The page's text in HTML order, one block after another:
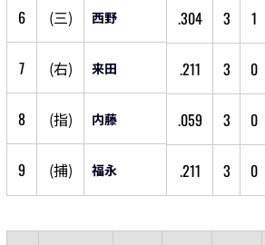
6 (三) 西野 .304 3 1
7 (右) 来田 .211 3 0
8 (指) 内藤 .059 3 0
9 (捕) 福永 .211 3 0